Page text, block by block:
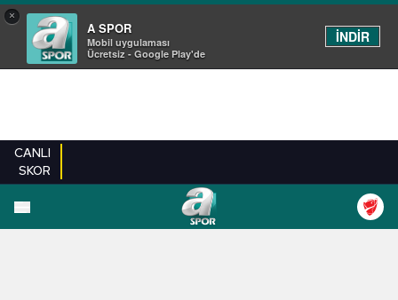
×
A SPOR
Mobil uygulaması
Ücretsiz - Google Play'de
İNDİR
CANLI
SKOR